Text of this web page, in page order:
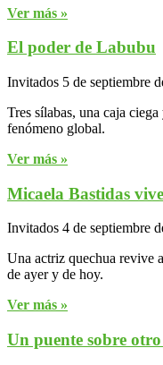
Ver más »
El poder de Labubu
Invitados 5 de septiembre
Tres sílabas, una caja
fenómeno global.
Ver más »
Micaela Bastidas
Invitados 4 de septiembre
Una actriz quechua revive
de ayer y de hoy.
Ver más »
Un puente sobre